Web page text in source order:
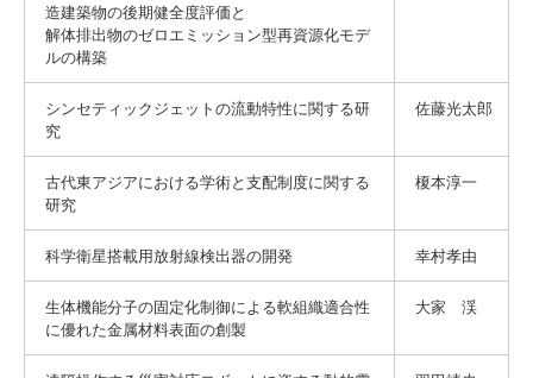
造建築物の後期健全度評価と
解体排出物のゼロエミッション型再資源化モデ
ルの構築
シンセティックジェットの流動特性に関する研
究
佐藤光太郎
古代東アジアにおける学術と支配制度に関する
研究
榎本淳一
科学衛星搭載用放射線検出器の開発 幸村孝由
生体機能分子の固定化制御による軟組織適合性
に優れた金属材料表面の創製
大家 渓